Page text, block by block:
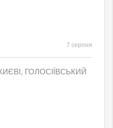
7 серпня
ГОЛОСІЇВСЬКИЙ